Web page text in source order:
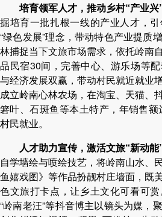
培育领军人才，推动乡村“产业兴”
掘培育一批扎根一线的产业人才，
“绿色发展”理念，带动特色产业提质
林捕捉当下文旅市场需求，依托岭南
品民宿30间，完善中心、游乐场等
与经济发展双赢，带动村民就近就业
成立岭南心林农场，在淘宝、天猫、
箬叶、石斑鱼等本土特产，年销售
村民就业。
人才助力宣传，激活文旅“新动能”
自学墙绘与喷绘技艺，将岭南山水、
鱼嬉戏图》等作品扮靓村庄墙面，既
色文旅打卡点，让乡土文化可看可
“岭南老汪”等抖音博主以镜头为媒，